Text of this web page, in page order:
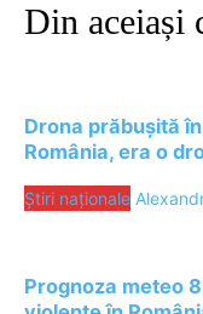
Din aceiași
Drona prăbușită
România, era o
Știri naționale
Prognoza meteo